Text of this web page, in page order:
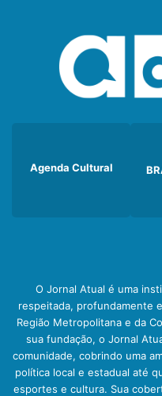
Agenda Cultural
O Jornal Atual é uma
respeitada, profundamente
Região Metropolitana e da
sua fundação, o Jornal
comunidade, cobrindo uma
política local e estadual até
esportes e cultura. Sua